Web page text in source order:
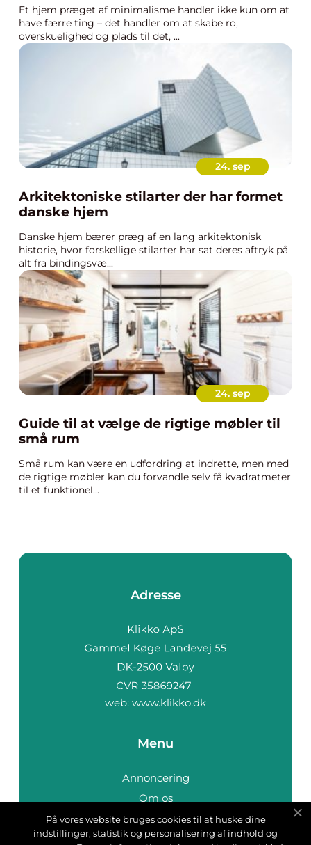
Et hjem præget af minimalisme handler ikke kun om at
have færre ting – det handler om at skabe ro,
overskuelighed og plads til det, ...
24. sep
Arkitektoniske stilarter der har formet
danske hjem
Danske hjem bærer præg af en lang arkitektonisk
historie, hvor forskellige stilarter har sat deres aftryk på
alt fra bindingsvæ...
24. sep
Guide til at vælge de rigtige møbler til
små rum
Små rum kan være en udfordring at indrette, men med
de rigtige møbler kan du forvandle selv få kvadratmeter
til et funktionel...
Adresse
web: www.klikko.dk
Menu
Annoncering
Om os
Cookies
Kontakt os
På vores website bruges cookies til at huske dine
indstillinger, statistik og personalisering af indhold og